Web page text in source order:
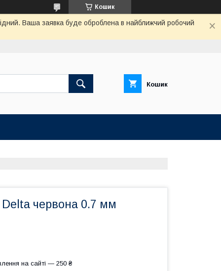
Кошик
Ваша заявка буде оброблена в найближчий робочий
Кошик
Delta червона 0.7 мм
на сайті — 250 ₴